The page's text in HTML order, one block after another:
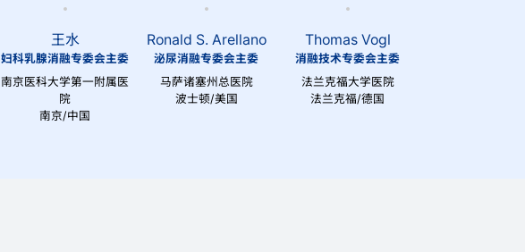
王水
妇科乳腺消融专委会主委
南京医科大学第一附属医
院
南京/中国
Ronald S. Arellano
泌尿消融专委会主委
马萨诸塞州总医院
波士顿/美国
Thomas Vogl
消融技术专委会主委
法兰克福大学医院
法兰克福/德国